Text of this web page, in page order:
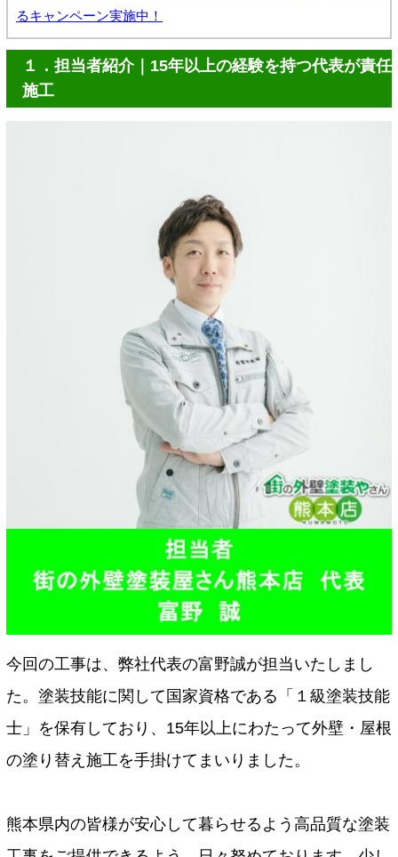
るキャンペーン実施中！
１．担当者紹介｜15年以上の経験を持つ代表が責任
施工
今回の工事は、弊社代表の富野誠が担当いたしまし
た。塗装技能に関して国家資格である「１級塗装技能
士」を保有しており、15年以上にわたって外壁・屋根
の塗り替え施工を手掛けてまいりました。
熊本県内の皆様が安心して暮らせるよう高品質な塗装